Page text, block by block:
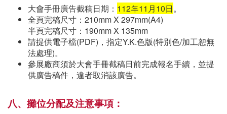
大會手冊廣告截稿日期： 112年11月10日。
全頁完稿尺寸：210mm X 297mm(A4)
半頁完稿尺寸：190mm X 135mm
請提供電子檔(PDF)，指定Y.K.色版(特別色/加工恕無
法處理)。
參展廠商須於大會手冊截稿日前完成報名手續，並提
供廣告稿件，違者取消該廣告。
八、攤位分配及注意事項：